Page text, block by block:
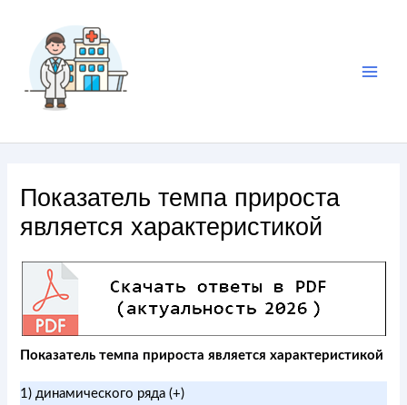
Показатель темпа прироста
является характеристикой
Показатель темпа прироста является характеристикой
1) динамического ряда (+)